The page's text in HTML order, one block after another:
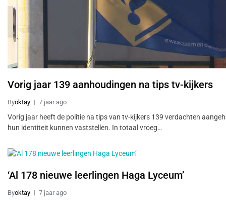
Vorig jaar 139 aanhoudingen na tips tv-kijkers
Byoktay 7 jaar ago
Vorig jaar heeft de politie na tips van tv-kijkers 139 verdachten
hun identiteit kunnen vaststellen. In totaal vroeg…
‘Al 178 nieuwe leerlingen Haga Lyceum’
Byoktay 7 jaar ago